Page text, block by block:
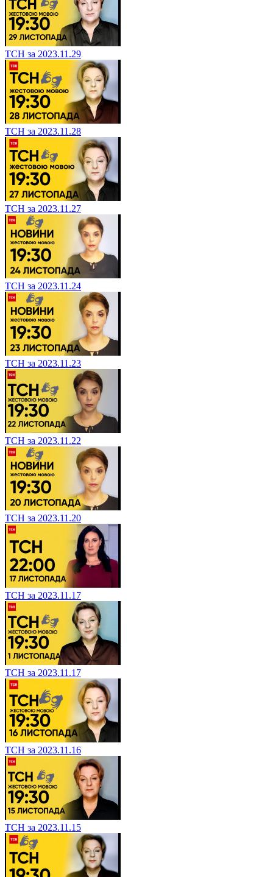
ТСН за 2023.11.29
ТСН за 2023.11.28
ТСН за 2023.11.27
ТСН за 2023.11.24
ТСН за 2023.11.23
ТСН за 2023.11.22
ТСН за 2023.11.20
ТСН за 2023.11.17
ТСН за 2023.11.17
ТСН за 2023.11.16
ТСН за 2023.11.15